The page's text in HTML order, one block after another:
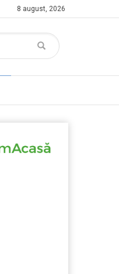
8 august, 2026